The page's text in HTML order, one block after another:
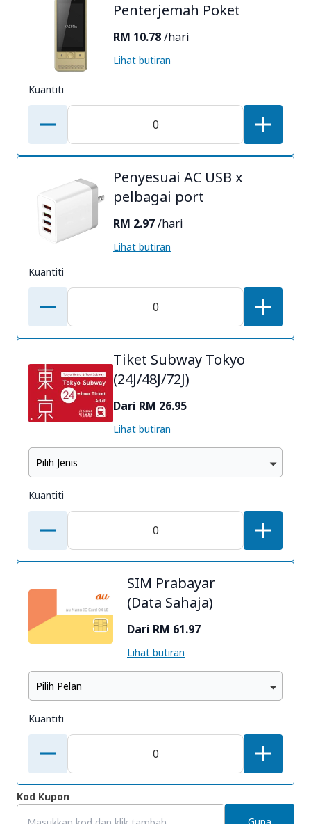
Penterjemah Poket
RM 10.78/hari
Lihat butiran
Kuantiti
Penyesuai AC USB x
pelbagai port
RM 2.97/hari
Lihat butiran
Kuantiti
Tiket Subway Tokyo
(24J/48J/72J)
Dari RM 26.95
Lihat butiran
Pilih Jenis
Kuantiti
SIM Prabayar
(Data Sahaja)
Dari RM 61.97
Lihat butiran
Pilih Pelan
Kuantiti
Kod Kupon